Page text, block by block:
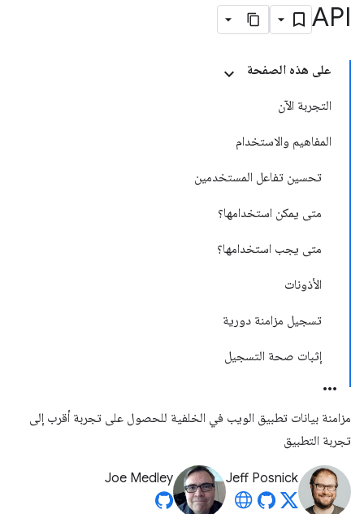
API
على هذه الصفحة
التجربة الآن
المفاهيم والاستخدام
تحسين تفاعل المستخدمين
متى يمكن استخدامها؟
متى يجب استخدامها؟
الأذونات
تسجيل مزامنة دورية
إثبات صحة التسجيل
مزامنة بيانات تطبيق الويب في الخلفية للحصول على تجربة أقرب إلى
تجربة التطبيق
Jeff Posnick
Joe Medley